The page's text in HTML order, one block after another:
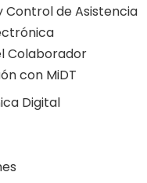
Control de Asistencia
Colaborador
con MiDT
Digital